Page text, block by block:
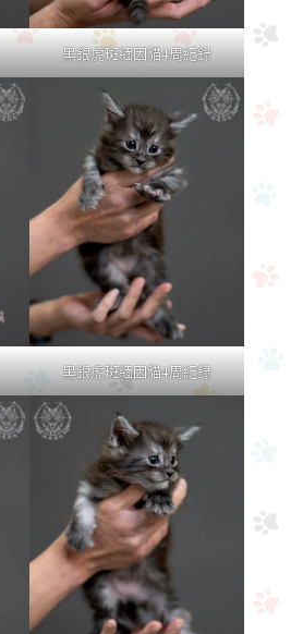
黑銀虎斑緬因貓4周紀錄
黑銀虎斑緬因貓4周紀錄